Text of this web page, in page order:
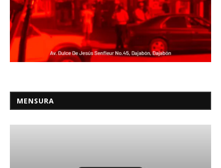
MENSURA